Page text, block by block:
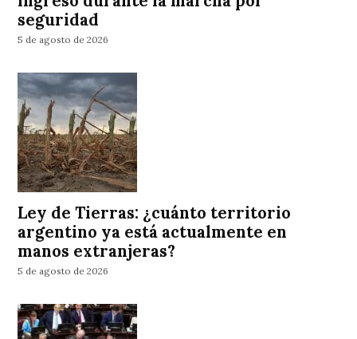
seguridad
5 de agosto de 2026
Ley de Tierras: ¿cuánto territorio
argentino ya está actualmente en
manos extranjeras?
5 de agosto de 2026